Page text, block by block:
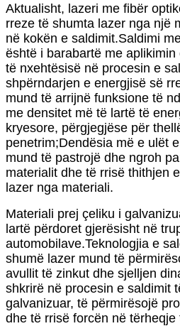
Aktualisht, lazeri me fibër
rreze të shumta lazer nga një
në kokën e saldimit.Saldimi
është i barabartë me
të nxehtësisë në procesin e
shpërndarjen e energjisë së
mund të arrijnë funksione të
me densitet më të lartë të
kryesore, përgjegjëse për
penetrim;Dendësia më e ulët
mund të pastrojë dhe ngroh
materialit dhe të rrisë thithjen
lazer nga materiali.
Materiali prej çeliku i
lartë përdoret gjerësisht në
automobilave.Teknologjia e
shumë lazer mund të
avullit të zinkut dhe sjelljen
shkrirë në procesin e saldimit
galvanizuar, të përmirësojë
dhe të rrisë forcën në tërheqje